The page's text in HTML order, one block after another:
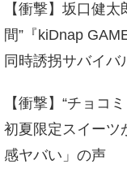
【衝撃】坂口健太
間”『kiDnap
同時誘拐サバイバ
【衝撃】“チョコ
初夏限定スイーツ
感ヤバい」の声